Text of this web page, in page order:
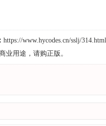
https://www.hycodes.cn/sslj/314.html
业用途，请购正版。